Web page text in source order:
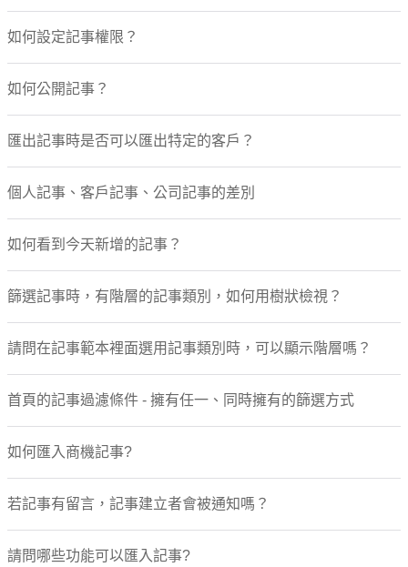
如何設定記事權限？
如何公開記事？
匯出記事時是否可以匯出特定的客戶？
個人記事、客戶記事、公司記事的差別
如何看到今天新增的記事？
篩選記事時，有階層的記事類別，如何用樹狀檢視？
請問在記事範本裡面選用記事類別時，可以顯示階層嗎？
首頁的記事過濾條件 - 擁有任一、同時擁有的篩選方式
如何匯入商機記事?
若記事有留言，記事建立者會被通知嗎？
請問哪些功能可以匯入記事?